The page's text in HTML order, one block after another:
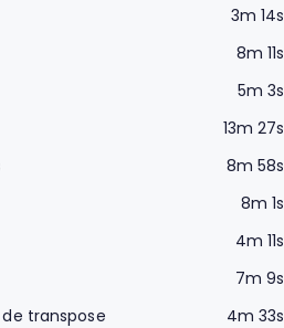
3m 14s
8m 11s
5m 3s
13m 27s
8m 58s
8m 1s
4m 11s
7m 9s
transpose
4m 33s